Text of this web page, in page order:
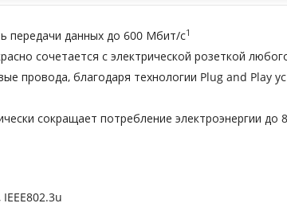
передачи данных до 600 Мбит/с1
сочетается с электрической розеткой
провода, благодаря технологии Plug and Play
сокращает потребление электроэнергии до